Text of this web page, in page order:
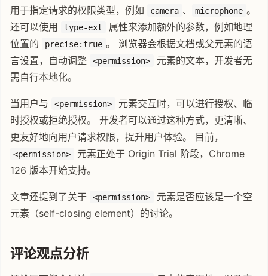
用于指定请求的权限类型，例如
camera 、 microphone 。
还可以使用
type-ext
属性来添加额外的参数，例如地理
位置的
precise:true 。 浏览器会根据文档或父元素的语
言设置，自动调整
<permission>
元素的文本，开发者无
需自行本地化。
当用户与 <permission>
元素交互时，可以进行授权、临
时授权或拒绝授权。 开发者可以通过这种方式，更清晰、
更友好地向用户请求权限，提升用户体验。 目前，
<permission>
元素正处于 Origin Trial 阶段，Chrome
126 版本开始支持。
文章还提到了关于 <permission>
元素是否应该是一个空
元素（self-closing element）的讨论。
评论观点分析